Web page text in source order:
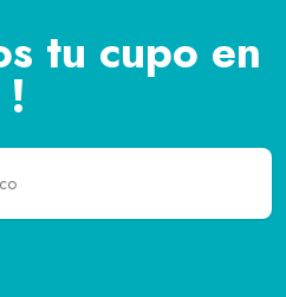
tu cupo en